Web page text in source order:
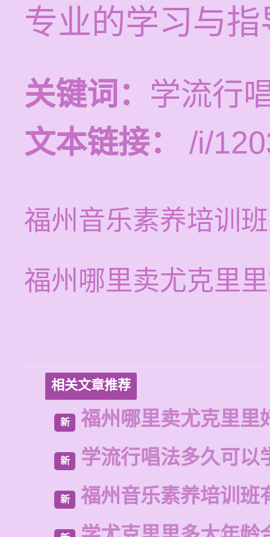
专业的学习与指
关键词： 学流行
文本链接：
/i/
福州音乐素养培训
福州哪里卖尤克里
相关文章推荐
新 福州哪里卖尤克里里
新 学流行唱法多久可以
新 福州音乐素养培训班